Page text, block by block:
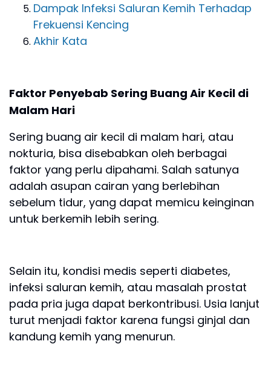
Dampak Infeksi Saluran Kemih Terhadap
Frekuensi Kencing
Akhir Kata
Faktor Penyebab Sering Buang Air Kecil di
Malam Hari
Sering buang air kecil di malam hari, atau
nokturia, bisa disebabkan oleh berbagai
faktor yang perlu dipahami. Salah satunya
adalah asupan cairan yang berlebihan
sebelum tidur, yang dapat memicu keinginan
untuk berkemih lebih sering.
Selain itu, kondisi medis seperti diabetes,
infeksi saluran kemih, atau masalah prostat
pada pria juga dapat berkontribusi. Usia lanjut
turut menjadi faktor karena fungsi ginjal dan
kandung kemih yang menurun.